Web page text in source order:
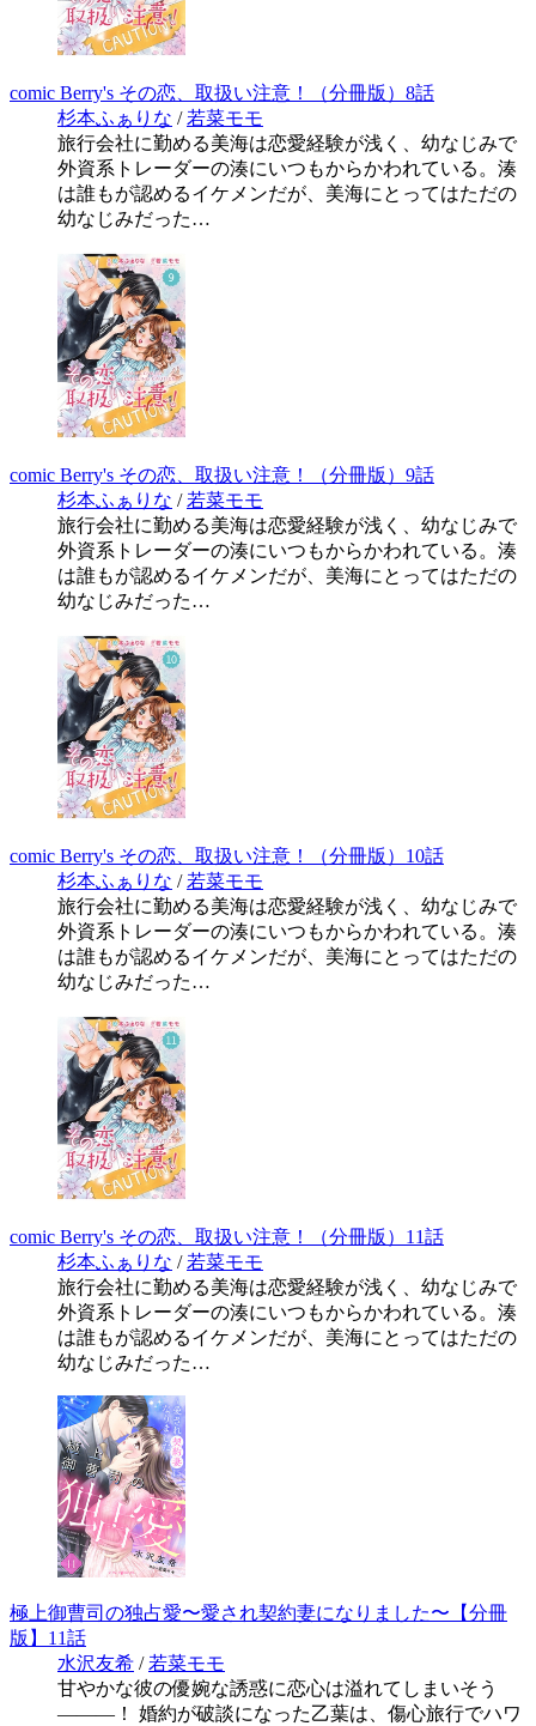
comic Berry's その恋、取扱い注意！（分冊版）8話
杉本ふぁりな / 若菜モモ
旅行会社に勤める美海は恋愛経験が浅く、幼なじみで
外資系トレーダーの湊にいつもからかわれている。湊
は誰もが認めるイケメンだが、美海にとってはただの
幼なじみだった…
comic Berry's その恋、取扱い注意！（分冊版）9話
杉本ふぁりな / 若菜モモ
旅行会社に勤める美海は恋愛経験が浅く、幼なじみで
外資系トレーダーの湊にいつもからかわれている。湊
は誰もが認めるイケメンだが、美海にとってはただの
幼なじみだった…
comic Berry's その恋、取扱い注意！（分冊版）10話
杉本ふぁりな / 若菜モモ
旅行会社に勤める美海は恋愛経験が浅く、幼なじみで
外資系トレーダーの湊にいつもからかわれている。湊
は誰もが認めるイケメンだが、美海にとってはただの
幼なじみだった…
comic Berry's その恋、取扱い注意！（分冊版）11話
杉本ふぁりな / 若菜モモ
旅行会社に勤める美海は恋愛経験が浅く、幼なじみで
外資系トレーダーの湊にいつもからかわれている。湊
は誰もが認めるイケメンだが、美海にとってはただの
幼なじみだった…
極上御曹司の独占愛〜愛され契約妻になりました〜【分冊
版】11話
水沢友希 / 若菜モモ
甘やかな彼の優婉な誘惑に恋心は溢れてしまいそう
―――！ 婚約が破談になった乙葉は、傷心旅行でハワ